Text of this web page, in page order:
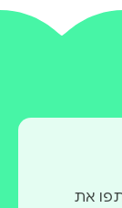
את